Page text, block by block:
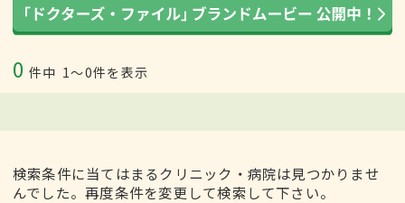
0 件中 1〜0件を表示
検索条件に当てはまるクリニック・病院は見つかりませ
んでした。再度条件を変更して検索して下さい。